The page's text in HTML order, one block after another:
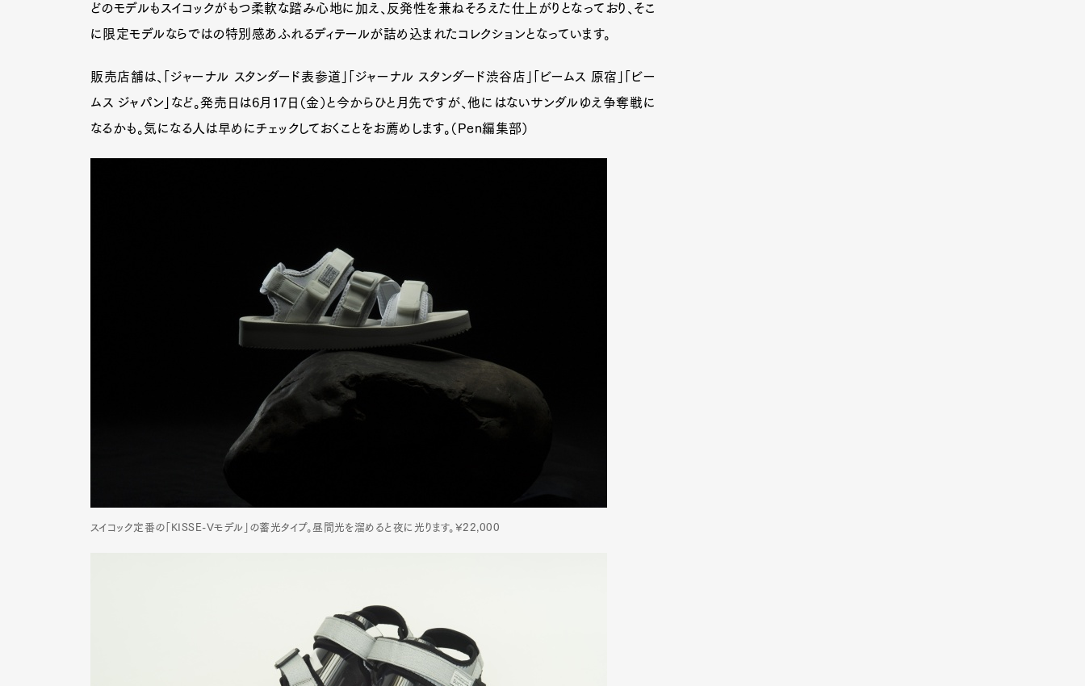
どのモデルもスイコックがもつ柔軟な踏み心地に加え、反発性を兼ねそろえた仕上がりとなっており、そこ
に限定モデルならではの特別感あふれるディテールが詰め込まれたコレクションとなっています。
販売店舗は、「ジャーナル スタンダード表参道」「ジャーナル スタンダード渋谷店」「ビームス 原宿」「ビー
ムス ジャパン」など。発売日は6月17日（金）と今からひと月先ですが、他にはないサンダルゆえ争奪戦に
なるかも。気になる人は早めにチェックしておくことをお薦めします。（Pen編集部）
スイコック定番の「KISSE-Vモデル」の蓄光タイプ。昼間光を溜めると夜に光ります。¥22,000